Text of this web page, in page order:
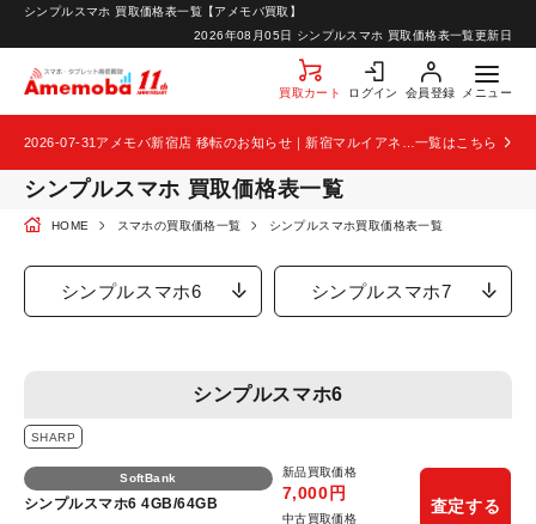
2026年08月05日 シンプルスマホ 買取価格表一覧更新日
シンプルスマホ 買取価格表一覧【アメモバ買取】
買取カート ログイン 会員登録 メニュー
お問い合わせ
2026-07-31 一覧はこちら
シンプルスマホ 買取価格表一覧
HOME スマホの買取価格一覧 シンプルスマホ買取価格表一覧
シンプルスマホ6 シンプルスマホ7
シンプルスマホ6
SHARP
SoftBank
シンプルスマホ6 4GB/64GB
新品買取価格
7,000円
中古買取価格
査定する